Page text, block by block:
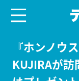
『ホンノウ
KUJIRAが訪